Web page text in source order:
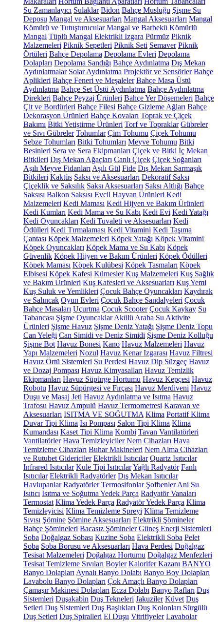
Su Zamanlayıcı Sulaklar Bidon Bahçe Musluğu Şişme Su
Deposu Mangal ve Aksesuarları Mangal Aksesuarları Mangal
Kömürü ve Tutuşturucular Mangal ve Barbekü Kömürlü
Mangal Tüplü Mangal Elektrikli Izgara Pürmüz Piknik
Malzemeleri Piknik Sepetleri Piknik Seti Semaver Piknik
Örtüleri Bahçe Depolama Depolama Evleri Depolama
Dolapları Depolama Sandığı Bahçe Aydınlatma Dış Mekan
Aydınlatmalar Solar Aydınlatma Projektör ve Sensörler Bahçe
Aplikleri Bahçe Feneri ve Meşaleler Bahçe Masa Üstü
Aydınlatma Bahçe Set Üstü Aydınlatma Bahçe Aydınlatma
Direkleri Bahçe Peyzaj Ürünleri Bahçe Yer Döşemeleri Bahçe
Çit ve Bordürleri Bahçe Filesi Bahçe Gizleme Ağları Bahçe
Dekorasyon Ürünleri Bahçe Kovaları Toprak ve Çiçek
Bakımı Bitki Yetiştirme Ürünleri Torf ve Topraklar Gübreler
ve Sıvı Gübreler Tohumlar Çim Tohumu Çiçek Tohumu
Sebze Tohumları Bitki Tohumları Meyve Tohumu Bitki
Besinleri Sera ve Sera Ekipmanları Çiçek ve Bitki İç Mekan
Bitkileri Dış Mekan Ağaçları Canlı Çiçek Çiçek Soğanları
Aşılı Meyve Fidanları Aşılı Gül Fide Dış Mekan Sarmaşık
Bitkileri Kaktüs Saksı ve Aksesuarları Dekoratif Saksı
Çiçeklik ve Saksılık Saksı Aksesuarları Saksı Altlığı Bahçe
Saksısı Balkon Saksısı Evcil Hayvan Ürünleri Kedi
Malzemeleri Kedi Maması Kedi Hijyen ve Bakım Ürünleri
Kedi Kumları Kedi Mama ve Su Kabı Kedi Evi Kedi Yatağı
Kedi Oyuncakları Kedi Tuvaleti ve Aksesuarları Kedi
Ödülleri Kedi Tırmalaması Kedi Vitamini Kedi Taşıma
Çantası Köpek Malzemeleri Köpek Yatağı Köpek Vitamini
Köpek Oyuncakları Köpek Mama ve Su Kabı Köpek
Güvenlik Köpek Hijyen ve Bakım Ürünleri Köpek Ödülleri
Köpek Maması Köpek Kulübesi Köpek Tasmaları Köpek
Elbisesi Köpek Kafesi Kümesler Kuş Malzemeleri Kuş Sağlık
ve Bakım Ürünleri Kuş Kafesleri ve Aksesuarları Kuş Yemi
Kuş Suluk ve Yemlikleri Çocuk Bahçe Oyuncakları Kaydırak
ve Salıncak Oyun Evleri Çocuk Bahçe Sandalyeleri Çocuk
Bahçe Masaları Uçurtma Çocuk Scooter Çocuk Kaykay Su
Tabancası Şişme Oyuncaklar Akülü Araba Su Aktivite
Ürünleri Şişme Havuz Şişme Deniz Yatağı Şişme Deniz Topu
Can Yeleği Can Simidi ve Deniz Simidi Şişme Deniz Kolluğu
Şişme Bot Havuz Bonesi Kano Havuz Malzemeleri Havuz
Yapı Malzemeleri Nozul Havuz Kenar Izgarası Havuz Filtresi
Havuz Örtü Sistemleri Su Perdesi Havuz Dip Süzgeç Havuz
ve Dozaj Pompası Havuz Kimyasalları Havuz Temizlik
Ekipmanları Havuz Süpürge Hortumu Havuz Kepçesi Havuz
Robotu Havuz Süpürgesi ve Fırçası Havuz Merdiveni Havuz
Duşu ve Masaj Jeti Havuz Aydınlatma ve Isıtma Havuz
Trafosu Havuz Ampulü Havuz Termometresi Karavan ve
Aksesuarları ISITMA VE SOĞUTMA Klima Portatif Klima
Duvar Tipi Klima Isı Pompası Salon Tipi Klima Klima
Kumandası Kaset Tipi Klima Kombi Tavan Vantilatörleri
Vantilatörler Hava Temizleyiciler Nem Cihazları Hava
Temizleme Cihazları Buhar Makineleri Nem Alma Cihazları
ve Rutubet Gidericiler Elektrikli Isıtıcılar Quartz Isıtıcılar
Infrared Isıtıcılar Kule Tipi IsıtıcılarYağlı Radyatör Fanlı
Isıtıcılar Elektrikli Radyatörler Dış Mekan Isıtıcılar
Havlupanlar Radyatörler Termosifonlar Şofbenler Ani Su
Isıtıcı Isıtma ve Soğutma Yedek Parça Radyatör Vanaları
Termostat Klima Yedek Parça Radyatör Yedek Parça Klima
Temizleyicisi Klima Temizleme Spreyi Klima Temizleme
Sıvısı Şömine Şömine Aksesuarları Elektrikli Şömineler
Bahçe Şömineleri Bacasız Şömineler Güneş Enerji Sistemleri
Soba Doğalgaz Sobası Kuzine Soba Elektrikli Soba Pelet
Soba Soba Borusu ve Aksesuarları Hava Perdesi Doğalgaz
Tesisat Malzemeleri Doğalgaz Hortumu Doğalgaz Menfezleri
Tesisat Temizleme Sıvıları Boyler Kalorifer Kazanı BANYO
Banyo Dolapları Aynalı Banyo Dolabı Banyo Boy Dolapları
Lavabolu Banyo Dolapları Çok Amaçlı Banyo Dolapları
Çamaşır Makinesi Dolapları Ecza Dolabı Banyo Rafları Duş
Sistemleri Duşakabin Duş Tekneleri Jakuziler Küvet Duş
Setleri Duş Sistemleri Duş Başlıkları Duş Kolonları Sürgülü
Duş Setleri Duş Spiralleri El Duşu Vitrifiyeler Lavabolar